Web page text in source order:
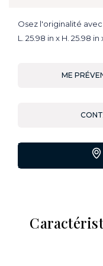
Osez l'originalité
L. 25.98 in x H. 25.98 in
ME